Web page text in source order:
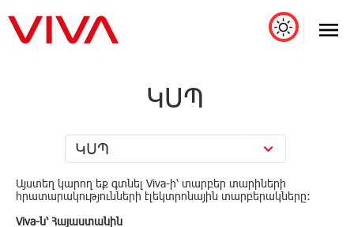
ԿՍՊ
ԿՍՊ
Այստեղ կարող եք գտնել Viva-ի՝ տարբեր տարիների
հրատարակությունների էլեկտրոնային տարբերակները:
Viva-ն՝ Հայաստանին